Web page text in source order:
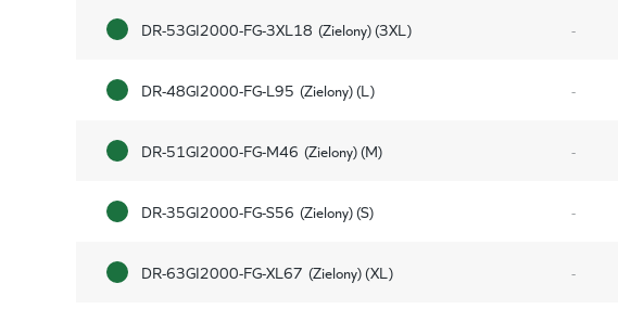
DR-53GI2000-FG-3XL18 (Zielony) (3XL) -
DR-48GI2000-FG-L95 (Zielony) (L) -
DR-51GI2000-FG-M46 (Zielony) (M) -
DR-35GI2000-FG-S56 (Zielony) (S) -
DR-63GI2000-FG-XL67 (Zielony) (XL) -